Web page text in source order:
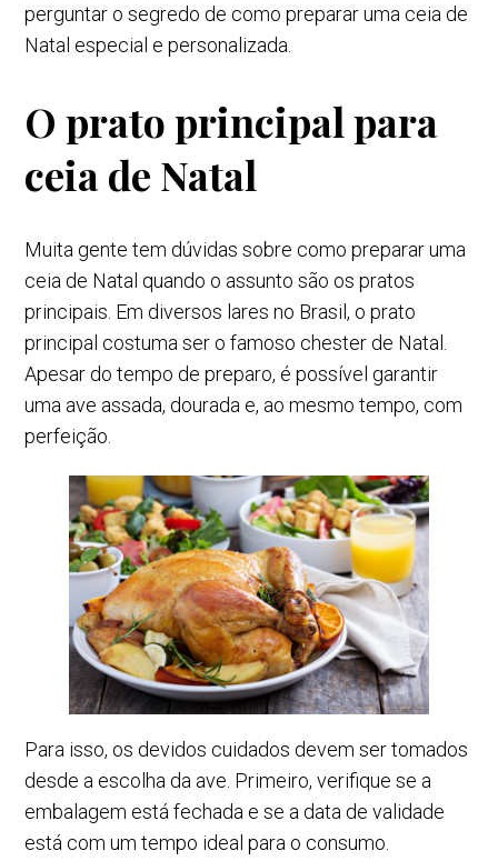
perguntar o segredo de como preparar uma ceia de
Natal especial e personalizada.
O prato principal para
ceia de Natal
Muita gente tem dúvidas sobre como preparar uma
ceia de Natal quando o assunto são os pratos
principais. Em diversos lares no Brasil, o prato
principal costuma ser o famoso chester de Natal.
Apesar do tempo de preparo, é possível garantir
uma ave assada, dourada e, ao mesmo tempo, com
perfeição.
Para isso, os devidos cuidados devem ser tomados
desde a escolha da ave. Primeiro, verifique se a
embalagem está fechada e se a data de validade
está com um tempo ideal para o consumo.